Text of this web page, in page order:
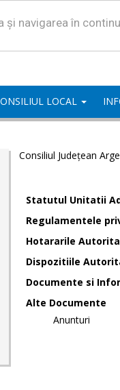
navigarea în
LOCAL
Consiliul Județean
Statutul Unitatii
Regulamentele
Hotararile
Dispozitiile
Documente si
Alte Documente
Anunturi